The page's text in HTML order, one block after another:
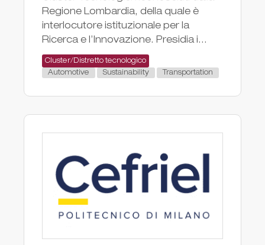
Regione Lombardia, della quale è
interlocutore istituzionale per la
Ricerca e l’Innovazione. Presidia i...
Cluster/Distretto tecnologico
Automotive
Sustainability Transportation